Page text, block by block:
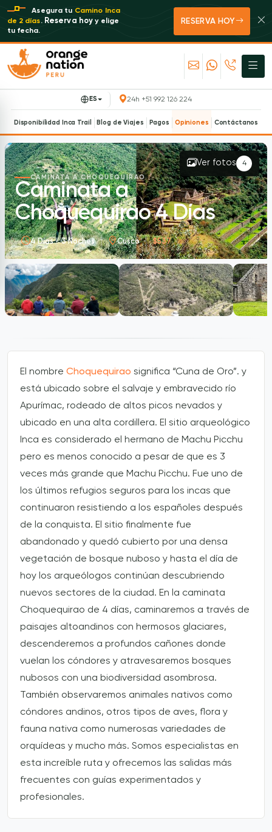
Asegura tu Camino Inca
de 2 días. Reserva hoy y elige
tu fecha.
RESERVA HOY
Disponibilidad Inca Trail Blog de Viajes Pagos Opiniones Contáctanos
ES 24h +51 992 126 224
CAMINATA A CHOQUEQUIRAO
Caminata a
Choquequirao 4 Días
4 Días / 3 Noches Cusco $537
Ver fotos 4
El nombre Choquequirao significa “Cuna de Oro”. y
está ubicado sobre el salvaje y embravecido río
Apurímac, rodeado de altos picos nevados y
ubicado en una alta cordillera. El sitio arqueológico
Inca es considerado el hermano de Machu Picchu
pero es menos conocido a pesar de que es 3
veces más grande que Machu Picchu. Fue uno de
los últimos refugios seguros para los incas que
continuaron resistiendo a los españoles después
de la conquista. El sitio finalmente fue
abandonado y quedó cubierto por una densa
vegetación de bosque nuboso y hasta el día de
hoy los arqueólogos continúan descubriendo
nuevos sectores de la ciudad. En la caminata
Choquequirao de 4 días, caminaremos a través de
paisajes altoandinos con hermosos glaciares,
descenderemos a profundos cañones donde
vuelan los cóndores y atravesaremos bosques
nubosos con una biodiversidad asombrosa.
También observaremos animales nativos como
cóndores andinos, otros tipos de aves, flora y
fauna nativa como numerosas variedades de
orquídeas y mucho más. Somos especialistas en
esta increíble ruta y ofrecemos las salidas más
frecuentes con guías experimentados y
profesionales.